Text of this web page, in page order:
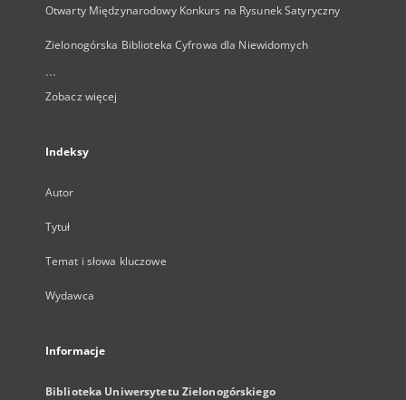
Otwarty Międzynarodowy Konkurs na Rysunek Satyryczny
Zielonogórska Biblioteka Cyfrowa dla Niewidomych
...
Zobacz więcej
Indeksy
Autor
Tytuł
Temat i słowa kluczowe
Wydawca
Informacje
Biblioteka Uniwersytetu Zielonogórskiego